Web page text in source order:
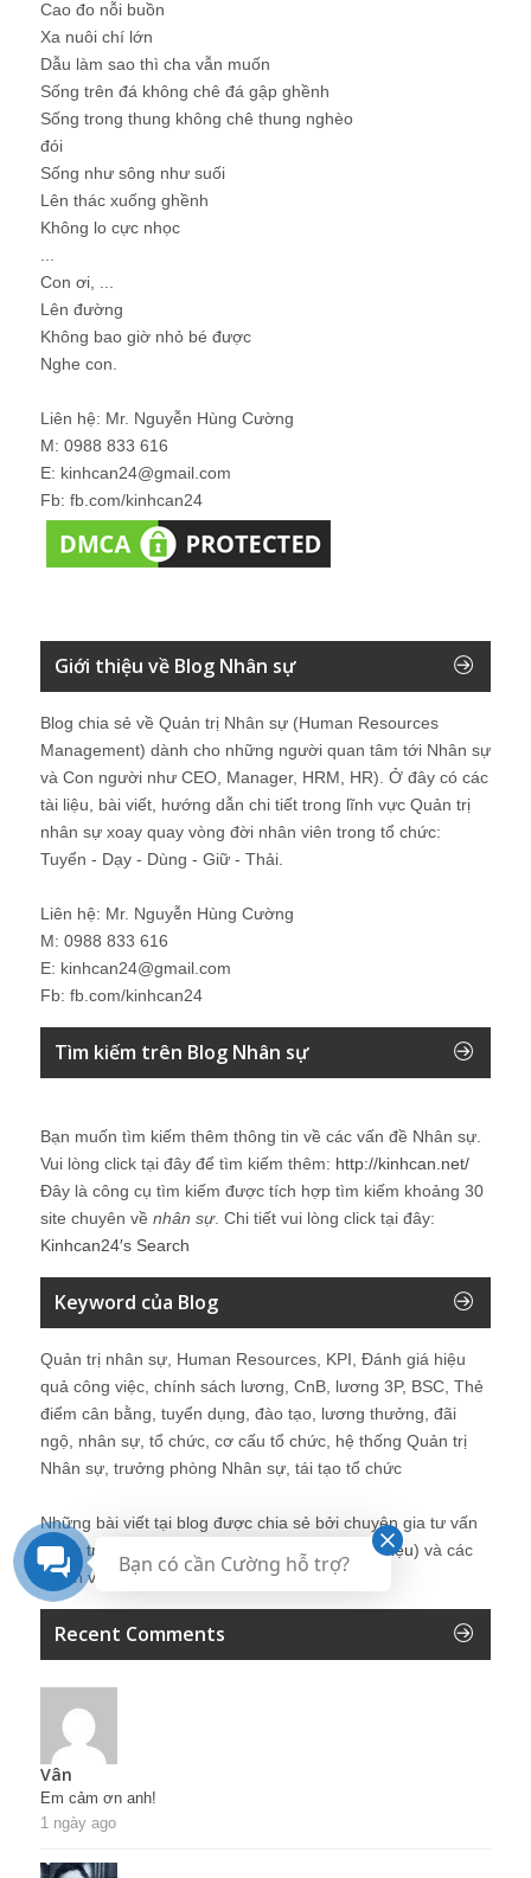
Cao đo nỗi buồn
Xa nuôi chí lớn
Dẫu làm sao thì cha vẫn muốn
Sống trên đá không chê đá gập ghềnh
Sống trong thung không chê thung nghèo
đói
Sống như sông như suối
Lên thác xuống ghềnh
Không lo cực nhọc
Con ơi, ...
Lên đường
Không bao giờ nhỏ bé được
Nghe con.
Liên hệ: Mr. Nguyễn Hùng Cường
M: 0988 833 616
E: kinhcan24@gmail.com
Fb: fb.com/kinhcan24
Giới thiệu về Blog Nhân sự
Blog chia sẻ về Quản trị Nhân sự (Human Resources
Management) dành cho những người quan tâm tới Nhân sự
và Con người như CEO, Manager, HRM, HR). Ở đây có các
tài liệu, bài viết, hướng dẫn chi tiết trong lĩnh vực Quản trị
nhân sự xoay quay vòng đời nhân viên trong tổ chức:
Tuyển - Dạy - Dùng - Giữ - Thải.
Liên hệ: Mr. Nguyễn Hùng Cường
M: 0988 833 616
E: kinhcan24@gmail.com
Fb: fb.com/kinhcan24
Tìm kiếm trên Blog Nhân sự
Bạn muốn tìm kiếm thêm thông tin về các vấn đề Nhân sự
Vui lòng click tại đây để tìm kiếm thêm: http://kinhcan.net/
Đây là công cụ tìm kiếm được tích hợp tìm kiếm khoảng 30
site chuyên về nhân sự. Chi tiết vui lòng click tại đây:
Kinhcan24′s Search
Keyword của Blog
Quản trị nhân sự, Human Resources, KPI, Đánh giá hiệu
quả công việc, chính sách lương, CnB, lương 3P, BSC, Thẻ
điểm cân bằng, tuyển dụng, đào tạo, lương thưởng, đãi
ngộ, nhân sự, tổ chức, cơ cấu tổ chức, hệ thống Quản trị
Nhân sự, trưởng phòng Nhân sự, tái tạo tổ chức
Những bài viết tại blog được chia sẻ bởi chuyên gia tư vấn
Quản trị Nhân sự Nguyễn Hùng Cường (
giới thiệu) và các
thành viên khác trong cộng đồng Nhân sự.
Recent Comments
Vân
Em cảm ơn anh!
1 ngày ago
Bạn có cần Cường hỗ trợ?